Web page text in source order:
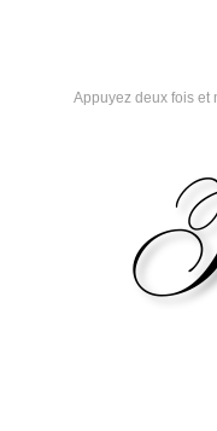
Appuyez deux fois et